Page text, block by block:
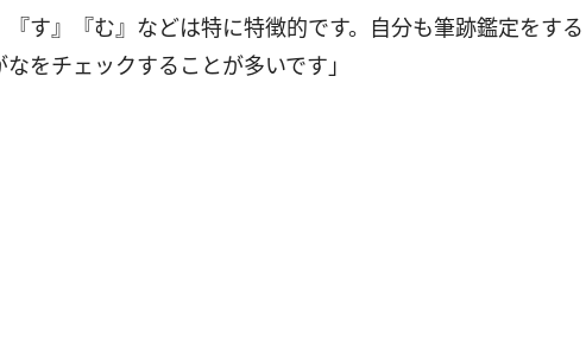
す』『む』などは特に特徴的です。自分も筆跡鑑定をする
をチェックすることが多いです」